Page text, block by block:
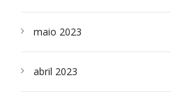
maio 2023
abril 2023